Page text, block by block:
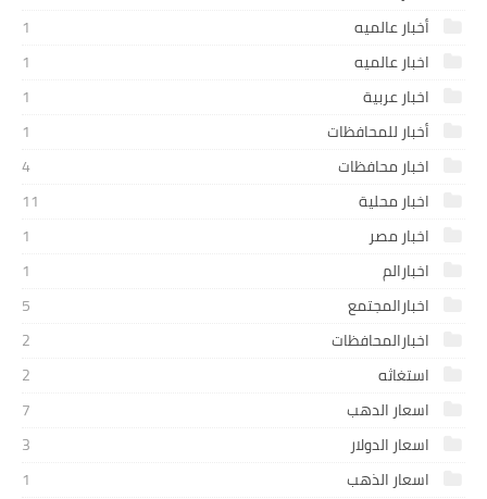
أخبار عالميه
1
اخبار عالميه
1
اخبار عربية
1
أخبار للمحافظات
1
اخبار محافظات
4
اخبار محلية
11
اخبار مصر
1
اخبارالم
1
اخبارالمجتمع
5
اخبارالمحافظات
2
استغاثه
2
اسعار الدهب
7
اسعار الدولار
3
اسعار الذهب
1